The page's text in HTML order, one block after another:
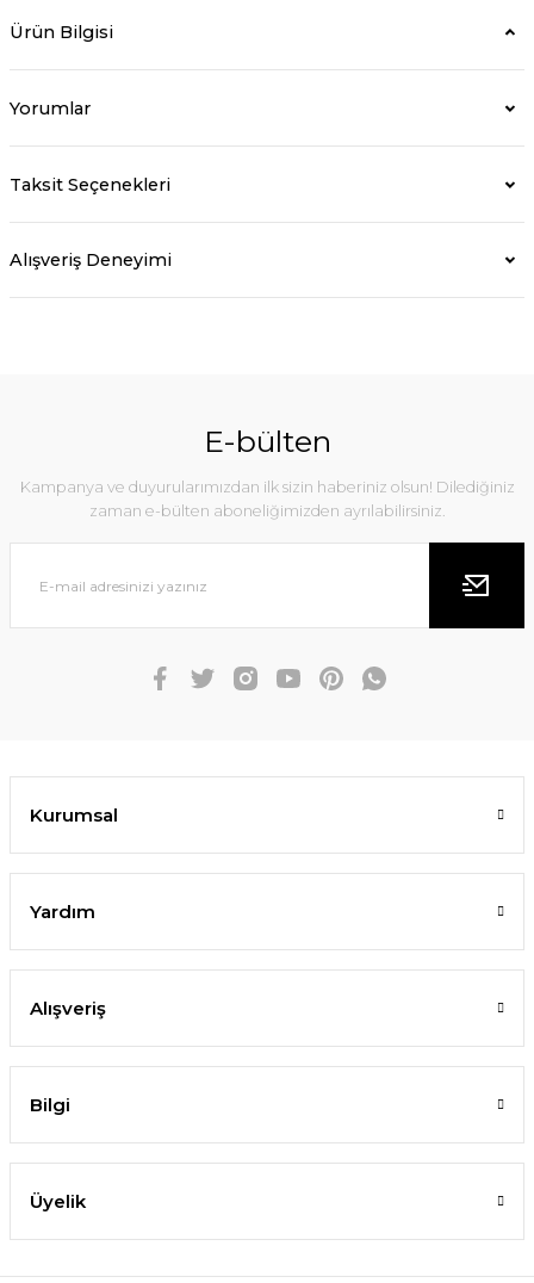
Ürün Bilgisi
Yorumlar
Taksit Seçenekleri
Alışveriş Deneyimi
E-bülten
Kampanya ve duyurularımızdan ilk sizin haberiniz olsun! Dilediğiniz
zaman e-bülten aboneliğimizden ayrılabilirsiniz.
Kurumsal
Yardım
Alışveriş
Bilgi
Üyelik